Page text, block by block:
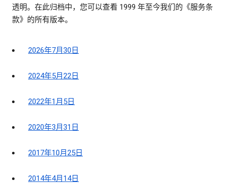
透明。在此归档中，您可以查看 1999 年至今我们的《服务条
款》的所有版本。
2026年7月30日
2024年5月22日
2022年1月5日
2020年3月31日
2017年10月25日
2014年4月14日